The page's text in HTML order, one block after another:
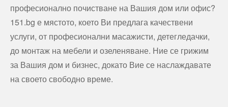
професионално почистване на Вашия дом или офис?
151.bg е мястото, което Ви предлага качествени
услуги, от професионални масажисти, детегледачки,
до монтаж на мебели и озеленяване. Ние се грижим
за Вашия дом и бизнес, докато Вие се наслаждавате
на своето свободно време.